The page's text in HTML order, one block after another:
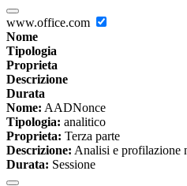
www.office.com
Nome
Tipologia
Proprieta
Descrizione
Durata
Nome: AADNonce
Tipologia: analitico
Proprieta: Terza parte
Descrizione: Analisi e profilazione
Durata: Sessione